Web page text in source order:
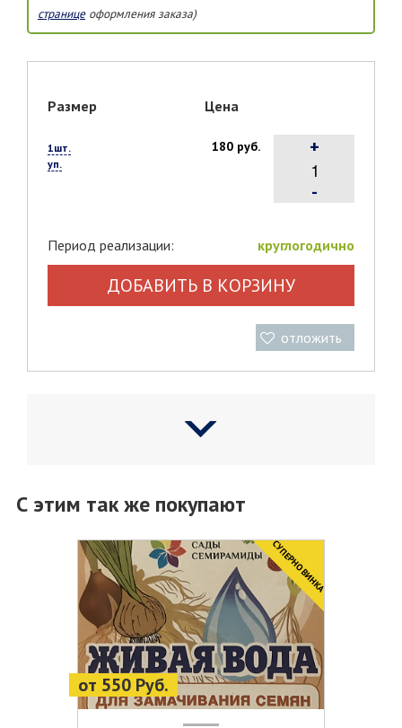
страницеоформления заказа)
Размер Цена
1шт.
уп.
180 руб.
-
+
Период реализации: круглогодично
ДОБАВИТЬ В КОРЗИНУ
отложить
С этим так же покупают
от 550 Руб.
CУПЕРНОВИНКА